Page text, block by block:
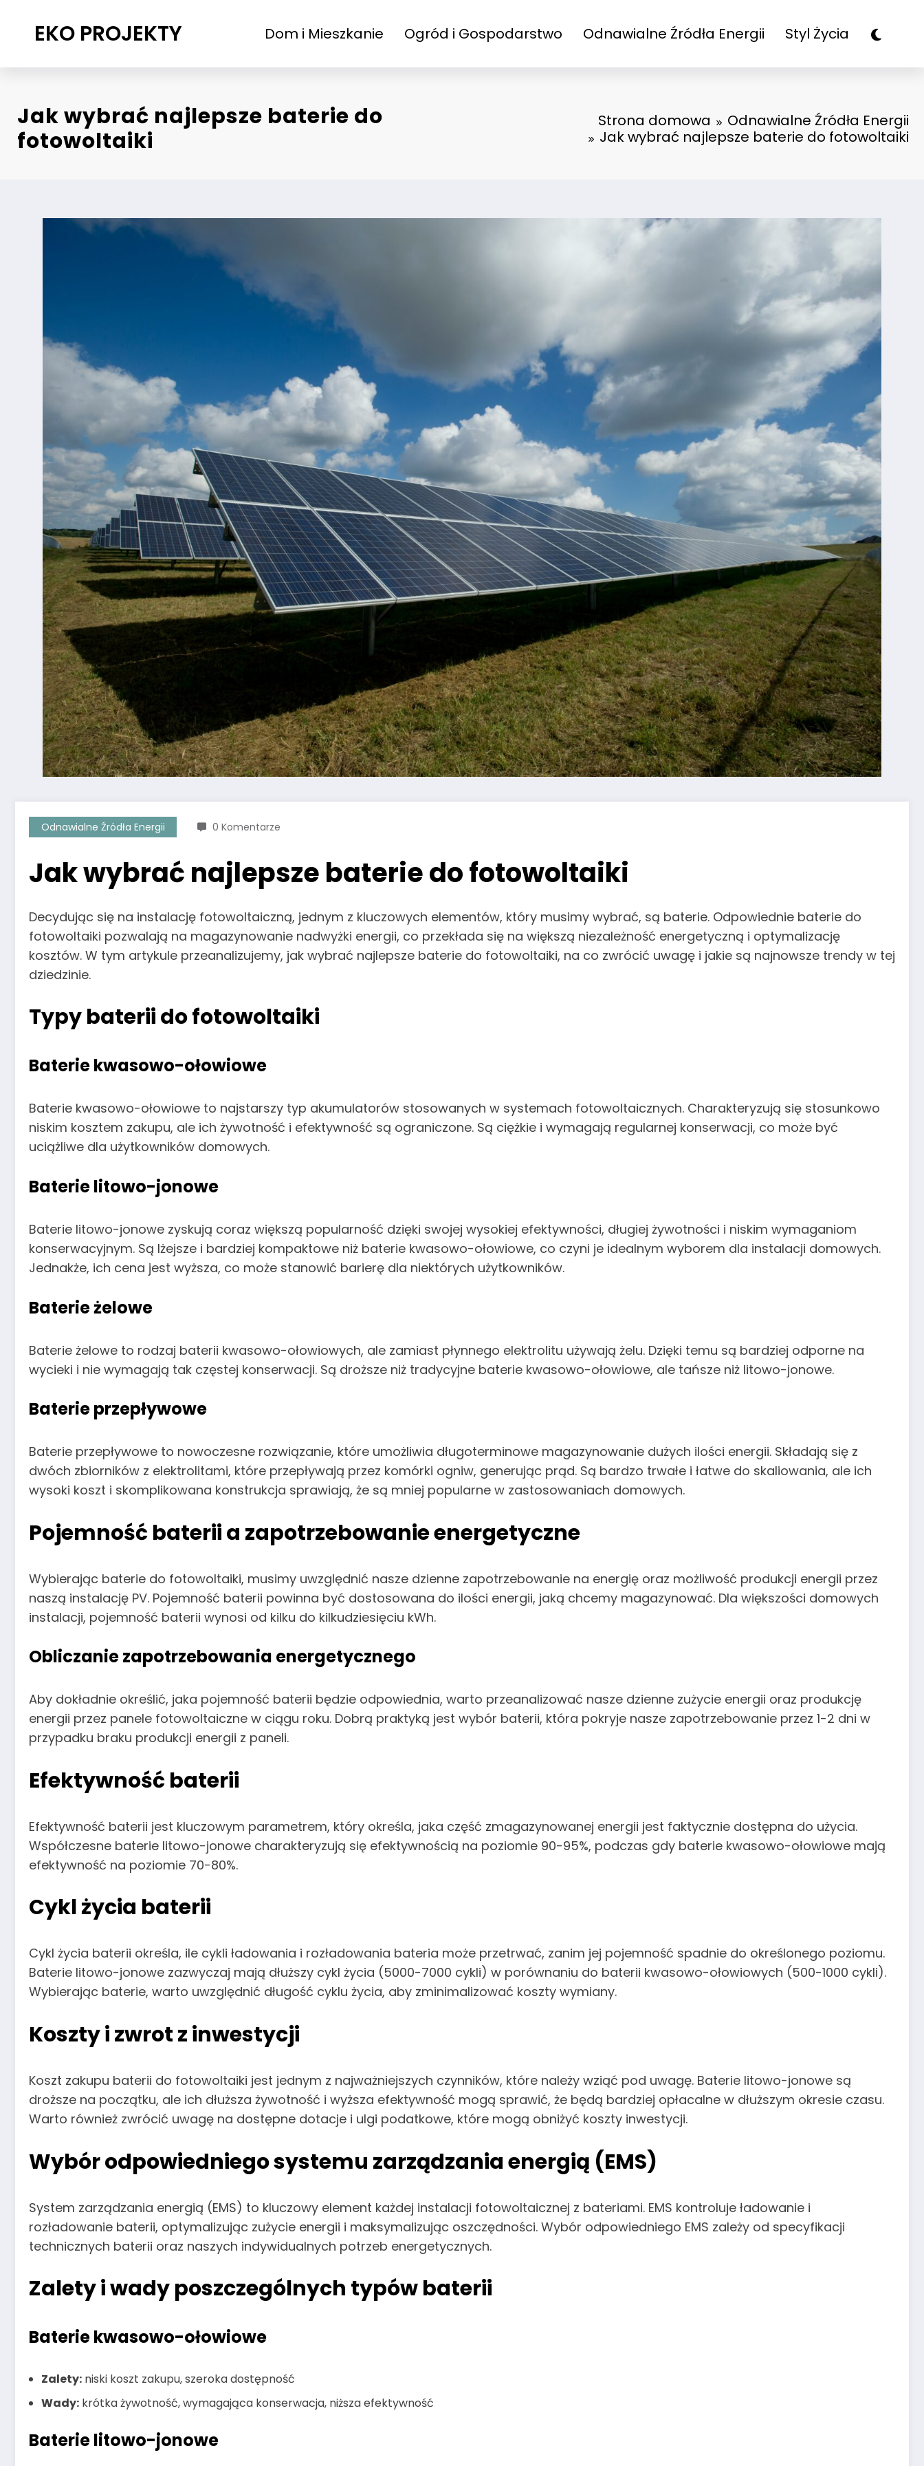
EKO PROJEKTY Dom i Mieszkanie Ogród i Gospodarstwo Odnawialne Źródła Energii Styl Życia
Jak wybrać najlepsze baterie do
fotowoltaiki
Strona domowa
Odnawialne Źródła Energii
Jak wybrać najlepsze baterie do fotowoltaiki
Odnawialne Źródła Energii 0 Komentarze
Jak wybrać najlepsze baterie do fotowoltaiki
Decydując się na instalację fotowoltaiczną, jednym z kluczowych elementów, który musimy wybrać, są baterie. Odpowiednie baterie do
fotowoltaiki pozwalają na magazynowanie nadwyżki energii, co przekłada się na większą niezależność energetyczną i optymalizację
kosztów. W tym artykule przeanalizujemy, jak wybrać najlepsze baterie do fotowoltaiki, na co zwrócić uwagę i jakie są najnowsze trendy w tej
dziedzinie.
Typy baterii do fotowoltaiki
Baterie kwasowo-ołowiowe
Baterie kwasowo-ołowiowe to najstarszy typ akumulatorów stosowanych w systemach fotowoltaicznych. Charakteryzują się stosunkowo
niskim kosztem zakupu, ale ich żywotność i efektywność są ograniczone. Są ciężkie i wymagają regularnej konserwacji, co może być
uciążliwe dla użytkowników domowych.
Baterie litowo-jonowe
Baterie litowo-jonowe zyskują coraz większą popularność dzięki swojej wysokiej efektywności, długiej żywotności i niskim wymaganiom
konserwacyjnym. Są lżejsze i bardziej kompaktowe niż baterie kwasowo-ołowiowe, co czyni je idealnym wyborem dla instalacji domowych.
Jednakże, ich cena jest wyższa, co może stanowić barierę dla niektórych użytkowników.
Baterie żelowe
Baterie żelowe to rodzaj baterii kwasowo-ołowiowych, ale zamiast płynnego elektrolitu używają żelu. Dzięki temu są bardziej odporne na
wycieki i nie wymagają tak częstej konserwacji. Są droższe niż tradycyjne baterie kwasowo-ołowiowe, ale tańsze niż litowo-jonowe.
Baterie przepływowe
Baterie przepływowe to nowoczesne rozwiązanie, które umożliwia długoterminowe magazynowanie dużych ilości energii. Składają się z
dwóch zbiorników z elektrolitami, które przepływają przez komórki ogniw, generując prąd. Są bardzo trwałe i łatwe do skaliowania, ale ich
wysoki koszt i skomplikowana konstrukcja sprawiają, że są mniej popularne w zastosowaniach domowych.
Pojemność baterii a zapotrzebowanie energetyczne
Wybierając baterie do fotowoltaiki, musimy uwzględnić nasze dzienne zapotrzebowanie na energię oraz możliwość produkcji energii przez
naszą instalację PV. Pojemność baterii powinna być dostosowana do ilości energii, jaką chcemy magazynować. Dla większości domowych
instalacji, pojemność baterii wynosi od kilku do kilkudziesięciu kWh.
Obliczanie zapotrzebowania energetycznego
Aby dokładnie określić, jaka pojemność baterii będzie odpowiednia, warto przeanalizować nasze dzienne zużycie energii oraz produkcję
energii przez panele fotowoltaiczne w ciągu roku. Dobrą praktyką jest wybór baterii, która pokryje nasze zapotrzebowanie przez 1-2 dni w
przypadku braku produkcji energii z paneli.
Efektywność baterii
Efektywność baterii jest kluczowym parametrem, który określa, jaka część zmagazynowanej energii jest faktycznie dostępna do użycia.
Współczesne baterie litowo-jonowe charakteryzują się efektywnością na poziomie 90-95%, podczas gdy baterie kwasowo-ołowiowe mają
efektywność na poziomie 70-80%.
Cykl życia baterii
Cykl życia baterii określa, ile cykli ładowania i rozładowania bateria może przetrwać, zanim jej pojemność spadnie do określonego poziomu.
Baterie litowo-jonowe zazwyczaj mają dłuższy cykl życia (5000-7000 cykli) w porównaniu do baterii kwasowo-ołowiowych (500-1000 cykli).
Wybierając baterie, warto uwzględnić długość cyklu życia, aby zminimalizować koszty wymiany.
Koszty i zwrot z inwestycji
Koszt zakupu baterii do fotowoltaiki jest jednym z najważniejszych czynników, które należy wziąć pod uwagę. Baterie litowo-jonowe są
droższe na początku, ale ich dłuższa żywotność i wyższa efektywność mogą sprawić, że będą bardziej opłacalne w dłuższym okresie czasu.
Warto również zwrócić uwagę na dostępne dotacje i ulgi podatkowe, które mogą obniżyć koszty inwestycji.
Wybór odpowiedniego systemu zarządzania energią (EMS)
System zarządzania energią (EMS) to kluczowy element każdej instalacji fotowoltaicznej z bateriami. EMS kontroluje ładowanie i
rozładowanie baterii, optymalizując zużycie energii i maksymalizując oszczędności. Wybór odpowiedniego EMS zależy od specyfikacji
technicznych baterii oraz naszych indywidualnych potrzeb energetycznych.
Zalety i wady poszczególnych typów baterii
Baterie kwasowo-ołowiowe
Zalety: niski koszt zakupu, szeroka dostępność
Wady: krótka żywotność, wymagająca konserwacja, niższa efektywność
Baterie litowo-jonowe